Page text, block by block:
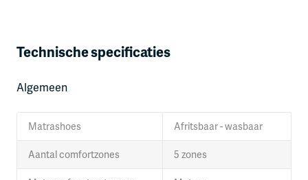
Technische specificaties
Algemeen
Matrashoes Afritsbaar - wasbaar
Aantal comfortzones 5 zones